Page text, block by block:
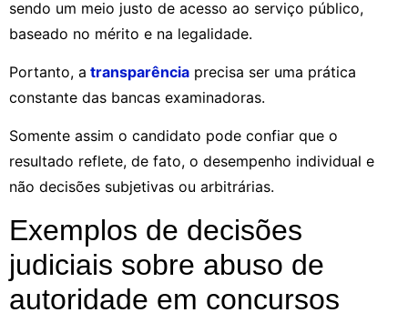
sendo um meio justo de acesso ao serviço público,
baseado no mérito e na legalidade.
Portanto, a transparência precisa ser uma prática
constante das bancas examinadoras.
Somente assim o candidato pode confiar que o
resultado reflete, de fato, o desempenho individual e
não decisões subjetivas ou arbitrárias.
Exemplos de decisões
judiciais sobre abuso de
autoridade em concursos